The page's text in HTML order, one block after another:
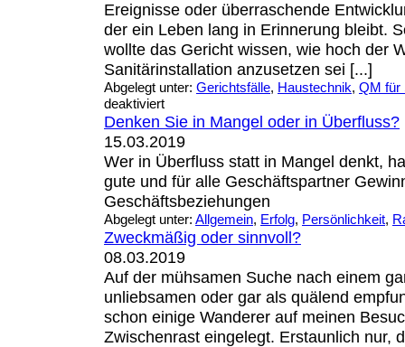
Ereignisse oder überraschende
der ein Leben lang in Erinnerung bleibt.
wollte das Gericht wissen, wie hoch der
Sanitärinstallation anzusetzen sei [...]
Abgelegt unter: Gerichtsfälle, Haustechnik, QM für
deaktiviert
Denken Sie in Mangel oder in Überfluss?
15.03.2019
Wer in Überfluss statt in Mangel denkt,
gute und für alle Geschäftspartner
Geschäftsbeziehungen
Abgelegt unter: Allgemein, Erfolg, Persönlichkeit,
Zweckmäßig oder sinnvoll?
08.03.2019
Auf der mühsamen Suche nach einem
unliebsamen oder gar als quälend
schon einige Wanderer auf meinen
Zwischenrast eingelegt. Erstaunlich nur,